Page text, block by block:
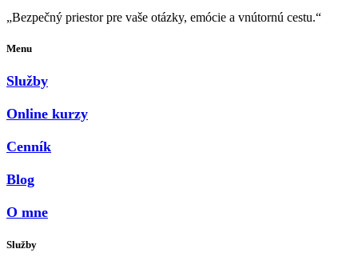
„Bezpečný priestor pre vaše otázky, emócie a vnútornú cestu.“
Menu
Služby
Online kurzy
Cenník
Blog
O mne
Služby